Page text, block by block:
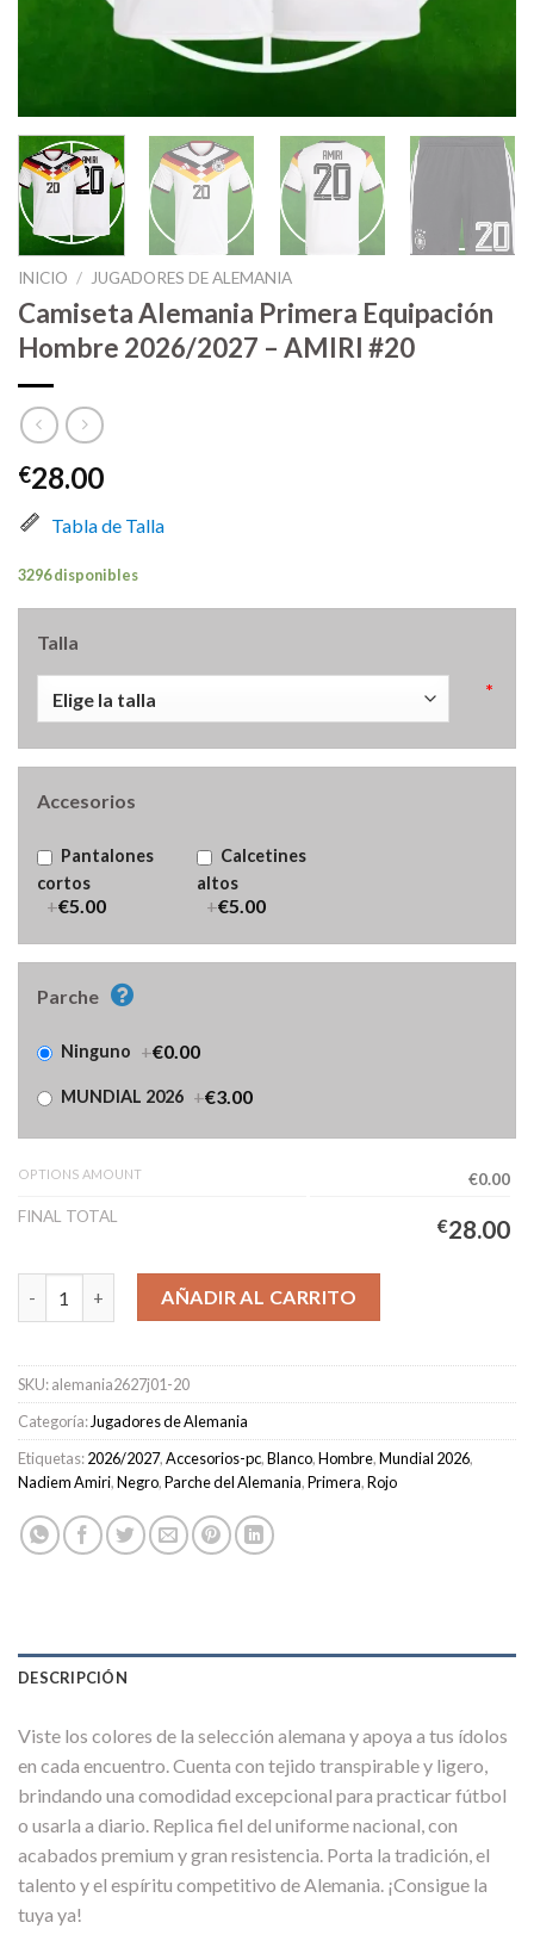
INICIO / JUGADORES DE ALEMANIA
Camiseta Alemania Primera Equipación
Hombre 2026/2027 – AMIRI #20
€28.00
Tabla de Talla
3296 disponibles
Talla
*
Accesorios
Pantalones
cortos
+€5.00
Calcetines
altos
+€5.00
Parche
Ninguno +€0.00
MUNDIAL 2026 +€3.00
OPTIONS AMOUNT
€0.00
FINAL TOTAL
€28.00
Camiseta Alemania Primera Equipación Hombre 2026/2027 -
AÑADIR AL CARRITO
SKU:alemania2627j01-20
Categoría:Jugadores de Alemania
Etiquetas:2026/2027,Accesorios-pc,Blanco,Hombre,Mundial 2026,
Nadiem Amiri,Negro,Parche del Alemania,Primera,Rojo
DESCRIPCIÓN
Viste los colores de la selección alemana y apoya a tus ídolos
en cada encuentro. Cuenta con tejido transpirable y ligero,
brindando una comodidad excepcional para practicar fútbol
o usarla a diario. Replica fiel del uniforme nacional, con
acabados premium y gran resistencia. Porta la tradición, el
talento y el espíritu competitivo de Alemania. ¡Consigue la
tuya ya!